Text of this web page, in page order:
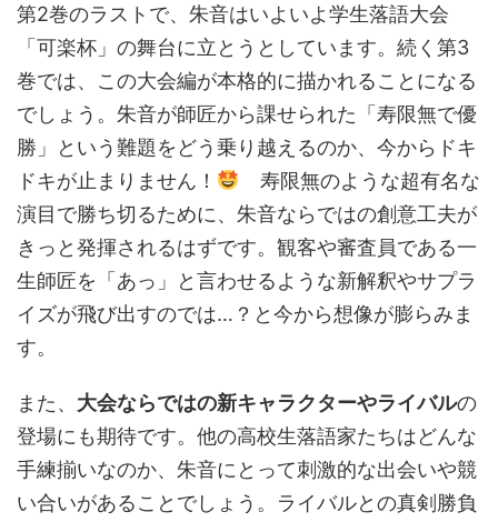
第2巻のラストで、朱音はいよいよ学生落語大会
「可楽杯」の舞台に立とうとしています。続く第3
巻では、この大会編が本格的に描かれることになる
でしょう。朱音が師匠から課せられた「寿限無で優
勝」という難題をどう乗り越えるのか、今からドキ
ドキが止まりません！
寿限無のような超有名な
演目で勝ち切るために、朱音ならではの創意工夫が
きっと発揮されるはずです。観客や審査員である一
生師匠を「あっ」と言わせるような新解釈やサプラ
イズが飛び出すのでは…？と今から想像が膨らみま
す。
また、 大会ならではの新キャラクターやライバルの
登場にも期待です。他の高校生落語家たちはどんな
手練揃いなのか、朱音にとって刺激的な出会いや競
い合いがあることでしょう。ライバルとの真剣勝負